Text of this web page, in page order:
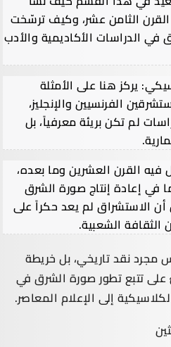
الثامن عشر، وكيف ترسّخت
الدراسات الأكاديمية والأدب
يركز هنا على الأمثلة
الفرنسيين والإنجليز،
لم تكن بريئة معرفياً، بل
فيه القرن العشرين وما بعده،
في إعادة إنتاج صورة الشرق
أن الاستشراق لم يعد حكراً على
الثقافة الشعبية.
مجرد نقد تاريخي، بل خريطة
على تتبع تطور صورة الشرق في
إلى الإعلام المعاصر.